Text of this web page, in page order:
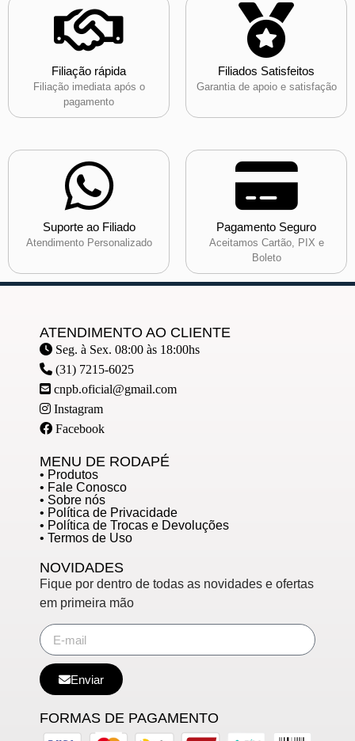
Filiação rápida
Filiação imediata após o
pagamento
Filiados Satisfeitos
Garantia de apoio e satisfação
Suporte ao Filiado
Atendimento Personalizado
Pagamento Seguro
Aceitamos Cartão, PIX e
Boleto
ATENDIMENTO AO CLIENTE
Seg. à Sex. 08:00 às 18:00hs
(31) 7215-6025
cnpb.oficial@gmail.com
Instagram
Facebook
MENU DE RODAPÉ
• Produtos
• Fale Conosco
• Sobre nós
• Política de Privacidade
• Política de Trocas e Devoluções
• Termos de Uso
NOVIDADES
Fique por dentro de todas as novidades e ofertas
em primeira mão
Enviar
FORMAS DE PAGAMENTO